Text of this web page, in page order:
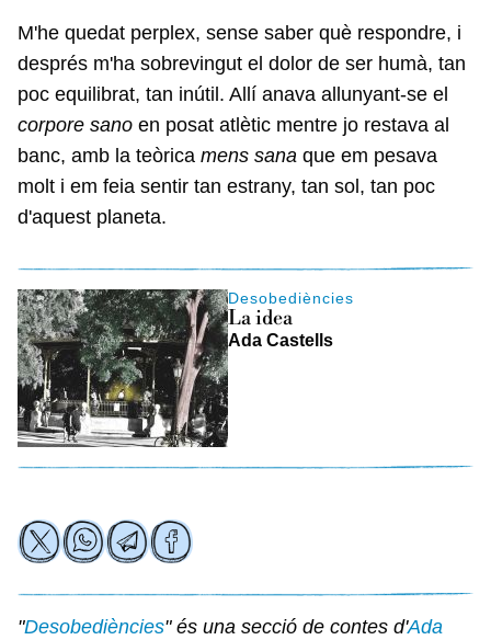
M'he quedat perplex, sense saber què respondre, i
després m'ha sobrevingut el dolor de ser humà, tan
poc equilibrat, tan inútil. Allí anava allunyant-se el
corpore sano en posat atlètic mentre jo restava al
banc, amb la teòrica mens sana que em pesava
molt i em feia sentir tan estrany, tan sol, tan poc
d'aquest planeta.
Desobediències
La idea
Ada Castells
"Desobediències" és una secció de contes d'Ada